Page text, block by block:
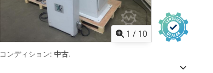
1 / 10
コンディション: 中古,